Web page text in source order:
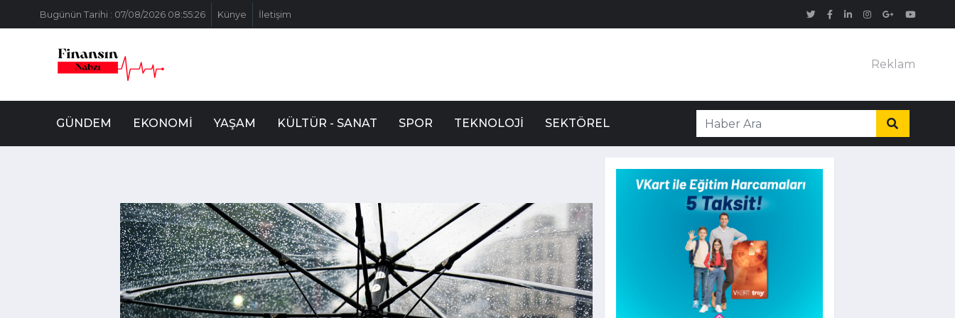
Bugünün Tarihi : 07/08/2026 08:55:26 Künye İletişim
Reklam
GÜNDEM EKONOMI YAŞAM KÜLTÜR - SANAT SPOR TEKNOLOJI SEKTÖREL